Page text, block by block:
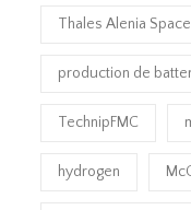
Thales Alenia Space
production de
TechnipFMC
hydrogen